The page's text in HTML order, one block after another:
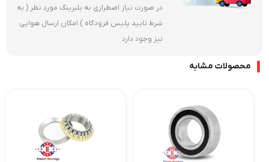
در صورت نیاز اضطراری به بلبرینگ مورد نظر ( به
شرط تایید پلیس فرودگاه ) امکان ارسال هوایی
نیز وجود دارد
محصولات مشابه